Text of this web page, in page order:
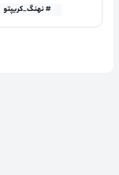
# نهنگ_کریپتو